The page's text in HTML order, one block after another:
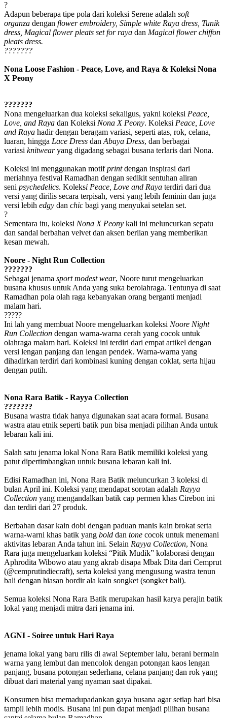
?
Adapun beberapa tipe pola dari koleksi Serene adalah soft
organza dengan flower embroidery, Simple white Raya dress, Tunik
dress, Magical flower pleats set for raya dan Magical flower chiffon
pleats dress.
???????
Nona Loose Fashion - Peace, Love, and Raya & Koleksi Nona
X Peony
???????
Nona mengeluarkan dua koleksi sekaligus, yakni koleksi Peace,
Love, and Raya dan Koleksi Nona X Peony. Koleksi Peace, Love
and Raya hadir dengan beragam variasi, seperti atas, rok, celana,
luaran, hingga Lace Dress dan Abaya Dress, dan berbagai
variasi knitwearyang digadang sebagai busana terlaris dari Nona.
Koleksi ini menggunakan motifprintdengan inspirasi dari
meriahnya festival Ramadhan dengan sedikit sentuhan aliran
seni psychedelics. Koleksi Peace, Love and Raya terdiri dari dua
versi yang dirilis secara terpisah, versi yang lebih feminin dan juga
versi lebih edgy dan chic bagi yang menyukai setelan set.
?
Sementara itu, koleksi Nona X Peony kali ini meluncurkan sepatu
dan sandal berbahan velvet dan aksen berlian yang memberikan
kesan mewah.
Noore - Night Run Collection
???????
Sebagai jenama sport modest wear, Noore turut mengeluarkan
busana khusus untuk Anda yang suka berolahraga. Tentunya di saat
Ramadhan pola olah raga kebanyakan orang berganti menjadi
malam hari.
?????
Ini lah yang membuat Noore mengeluarkan koleksi Noore Night
Run Collection dengan warna-warna cerah yang cocok untuk
olahraga malam hari. Koleksi ini terdiri dari empat artikel dengan
versi lengan panjang dan lengan pendek. Warna-warna yang
dihadirkan terdiri dari kombinasi kuning dengan coklat, serta hijau
dengan putih.
Nona Rara Batik - Rayya Collection
???????
Busana wastra tidak hanya digunakan saat acara formal. Busana
wastra atau etnik seperti batik pun bisa menjadi pilihan Anda untuk
lebaran kali ini.
Salah satu jenama lokal Nona Rara Batik memiliki koleksi yang
patut dipertimbangkan untuk busana lebaran kali ini.
Edisi Ramadhan ini, Nona Rara Batik meluncurkan 3 koleksi di
bulan April ini. Koleksi yang mendapat sorotan adalah Rayya
Collection yang mengandalkan batik cap permen khas Cirebon ini
dan terdiri dari 27 produk.
Berbahan dasar kain dobi dengan paduan manis kain brokat serta
warna-warni khas batik yang bold dan tone cocok untuk menemani
aktivitas lebaran Anda tahun ini. Selain Rayya Collection, Nona
Rara juga mengeluarkan koleksi “Pitik Mudik” kolaborasi dengan
Aphrodita Wibowo atau yang akrab disapa Mbak Dita dari Cemprut
(@cemprutindiecraft), serta koleksi yang mengusung wastra tenun
bali dengan hiasan bordir ala kain songket (songket bali).
Semua koleksi Nona Rara Batik merupakan hasil karya perajin batik
lokal yang menjadi mitra dari jenama ini.
AGNI - Soiree untuk Hari Raya
jenama lokal yang baru rilis di awal September lalu, berani bermain
warna yang lembut dan mencolok dengan potongan kaos lengan
panjang, busana potongan sederhana, celana panjang dan rok yang
dibuat dari material yang nyaman saat dipakai.
Konsumen bisa memadupadankan gaya busana agar setiap hari bisa
tampil lebih modis. Busana ini pun dapat menjadi pilihan busana